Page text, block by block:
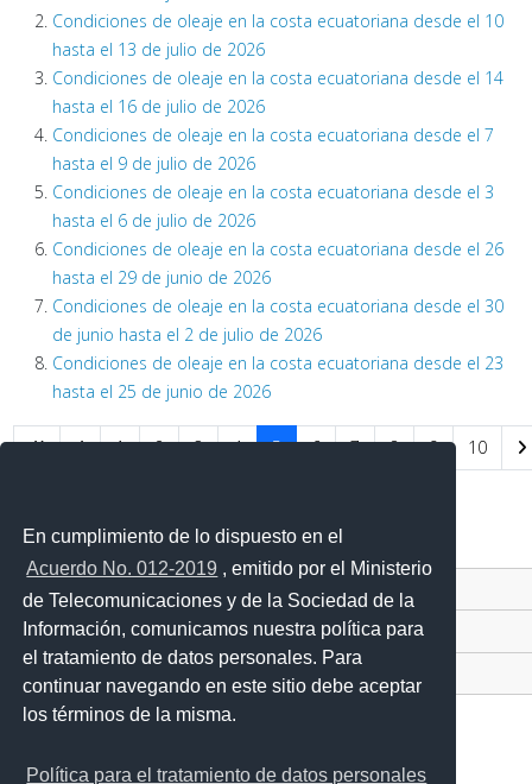
En cumplimiento de lo dispuesto en el
Acuerdo No. 012-2019 , emitido por el Ministerio
de Telecomunicaciones y de la Sociedad de la
Información, comunicamos nuestra política para
el tratamiento de datos personales. Para
continuar navegando en este sitio debe aceptar
los términos de la misma.
Política para el tratamiento de datos personales
Condiciones de oleaje en la costa ecuatoriana desde el 10
hasta el 13 de julio de 2026
Condiciones de oleaje en la costa ecuatoriana desde el 14
hasta el 16 de julio de 2026
Condiciones de oleaje en la costa ecuatoriana desde el 7
hasta el 9 de julio de 2026
Condiciones de oleaje en la costa ecuatoriana desde el 3
hasta el 6 de julio de 2026
Condiciones de oleaje en la costa ecuatoriana desde el 26
hasta el 29 de junio de 2026
Condiciones de oleaje en la costa ecuatoriana desde el 30
de junio hasta el 2 de julio de 2026
Condiciones de oleaje en la costa ecuatoriana desde el 23
hasta el 25 de junio de 2026
1 2 3 4 5 6 7 8 9 10
Contacto Ciudadano Digital
Portal Trámites Ciudadanos
Sistema Nacional de Información (SNI)